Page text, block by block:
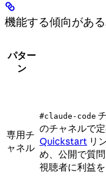
機能する傾向があ
パター
ン
専用チ
ャネル
#claude-code
のチャネルで
Quickstart リ
め、公開で質
視聴者に利益